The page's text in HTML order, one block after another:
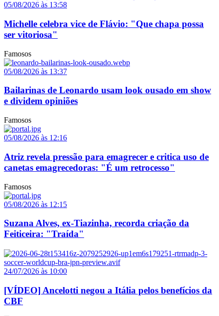
05/08/2026 às 13:58
Michelle celebra vice de Flávio: "Que chapa possa
ser vitoriosa"
Famosos
05/08/2026 às 13:37
Bailarinas de Leonardo usam look ousado em show
e dividem opiniões
Famosos
05/08/2026 às 12:16
Atriz revela pressão para emagrecer e critica uso de
canetas emagrecedoras: "É um retrocesso"
Famosos
05/08/2026 às 12:15
Suzana Alves, ex-Tiazinha, recorda criação da
Feiticeira: "Traída"
24/07/2026 às 10:00
[VÍDEO] Ancelotti negou a Itália pelos benefícios da
CBF